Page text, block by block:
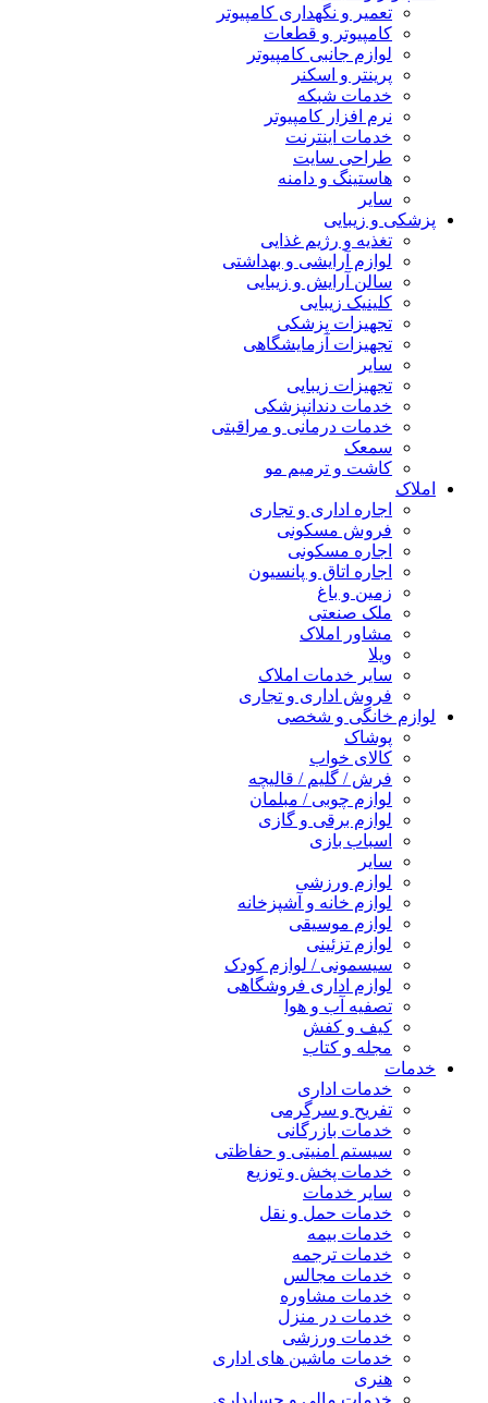
تعمیر و نگهداری کامپیوتر
کامپیوتر و قطعات
لوازم جانبی کامپیوتر
پرینتر و اسکنر
خدمات شبکه
نرم افزار کامپیوتر
خدمات اینترنت
طراحی سایت
هاستینگ و دامنه
سایر
پزشکی و زیبایی
تغذیه و رژیم غذایی
لوازم آرایشی و بهداشتی
سالن آرایش و زیبایی
کلینیک زیبایی
تجهیزات پزشکی
تجهیزات آزمایشگاهی
سایر
تجهیزات زیبایی
خدمات دندانپزشکی
خدمات درمانی و مراقبتی
سمعک
کاشت و ترمیم مو
املاک
اجاره اداری و تجاری
فروش مسکونی
اجاره مسکونی
اجاره اتاق و پانسیون
زمین و باغ
ملک صنعتی
مشاور املاک
ویلا
سایر خدمات املاک
فروش اداری و تجاری
لوازم خانگی و شخصی
پوشاک
کالای خواب
فرش / گلیم / قالیچه
لوازم چوبی / مبلمان
لوازم برقی و گازی
اسباب بازی
سایر
لوازم ورزشی
لوازم خانه و آشپزخانه
لوازم موسیقی
لوازم تزئینی
سیسمونی / لوازم کودک
لوازم اداری فروشگاهی
تصفیه آب و هوا
کیف و کفش
مجله و کتاب
خدمات
خدمات اداری
تفریح و سرگرمی
خدمات بازرگانی
سیستم امنیتی و حفاظتی
خدمات پخش و توزیع
سایر خدمات
خدمات حمل و نقل
خدمات بیمه
خدمات ترجمه
خدمات مجالس
خدمات مشاوره
خدمات در منزل
خدمات ورزشی
خدمات ماشین های اداری
هنری